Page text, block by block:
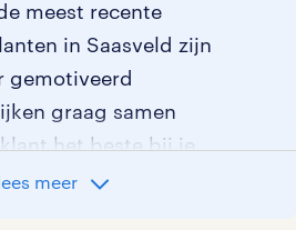
meest recente
in Saasveld zijn
gemotiveerd
graag samen
het beste bij je
meer